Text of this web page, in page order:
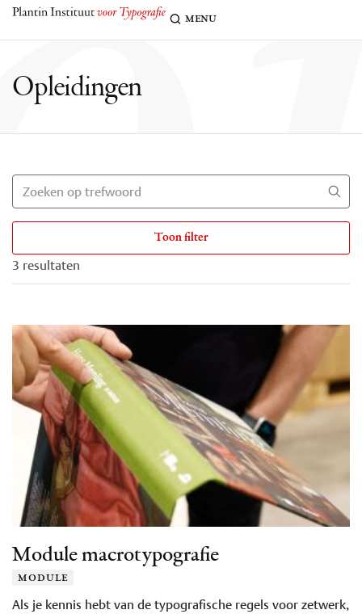
menu
Opleidingen
Toon filter
3 resultaten
Module macrotypografie
module
Als je kennis hebt van de typografische regels voor zetwerk,